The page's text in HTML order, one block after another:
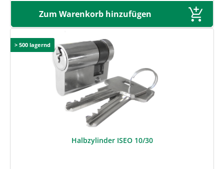
Zum Warenkorb hinzufügen
> 500 lagernd
Halbzylinder ISEO 10/30